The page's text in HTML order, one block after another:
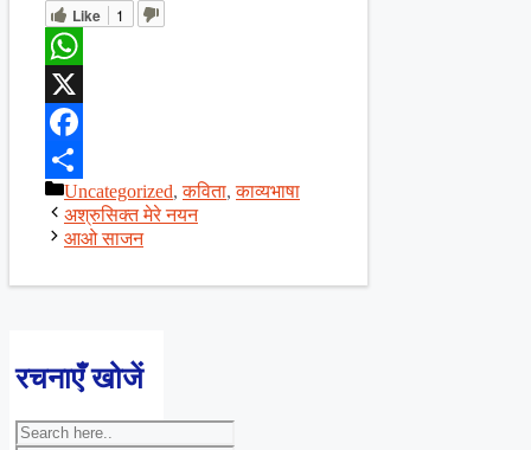
Like 1
WhatsApp
X
Facebook
Share
Categories
Uncategorized,कविता,काव्यभाषा
अश्रुसिक्त मेरे नयन
आओ साजन
रचनाएँ खोजें